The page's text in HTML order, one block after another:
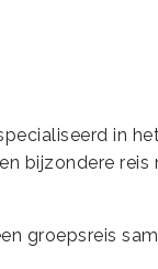
in
bijzondere
groepsreis